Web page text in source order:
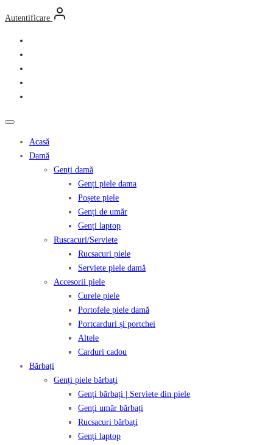
Autentificare
Acasă
Damă
Genți damă
Genți piele dama
Poșete piele
Genți de umăr
Genți laptop
Ruscacuri/Serviete
Rucsacuri piele
Serviete piele damă
Accesorii piele
Curele piele
Portofele piele damă
Portcarduri și portchei
Altele
Carduri cadou
Bărbați
Genți piele bărbați
Genți bărbați | Serviete din piele
Genți umăr bărbați
Rucsacuri bărbați
Genți laptop